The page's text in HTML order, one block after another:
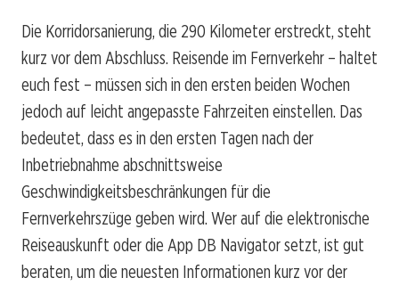
Die Korridorsanierung, die 290 Kilometer erstreckt, steht
kurz vor dem Abschluss. Reisende im Fernverkehr – haltet
euch fest – müssen sich in den ersten beiden Wochen
jedoch auf leicht angepasste Fahrzeiten einstellen. Das
bedeutet, dass es in den ersten Tagen nach der
Inbetriebnahme abschnittsweise
Geschwindigkeitsbeschränkungen für die
Fernverkehrszüge geben wird. Wer auf die elektronische
Reiseauskunft oder die App DB Navigator setzt, ist gut
beraten, um die neuesten Informationen kurz vor der